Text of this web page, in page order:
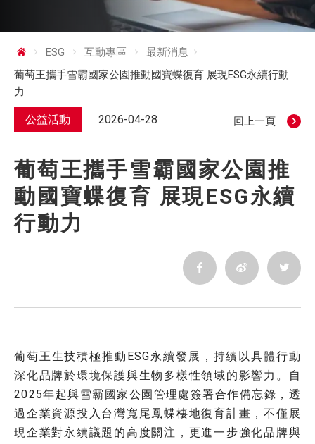
ESG 互動專區
最新消息
葡萄王攜手雪霸國家公園推動國寶蝶復育 展現ESG永續行動
力
公益活動 2026-04-28 回上一頁
葡萄王攜手雪霸國家公園推
動國寶蝶復育 展現ESG永續
行動力
葡萄王生技積極推動ESG永續發展，持續以具體行動
深化品牌於環境保護與生物多樣性領域的影響力。自
2025年起與雪霸國家公園管理處簽署合作備忘錄，透
過企業資源投入台灣寬尾鳳蝶棲地復育計畫，不僅展
現企業對永續議題的高度關注，更進一步強化品牌與